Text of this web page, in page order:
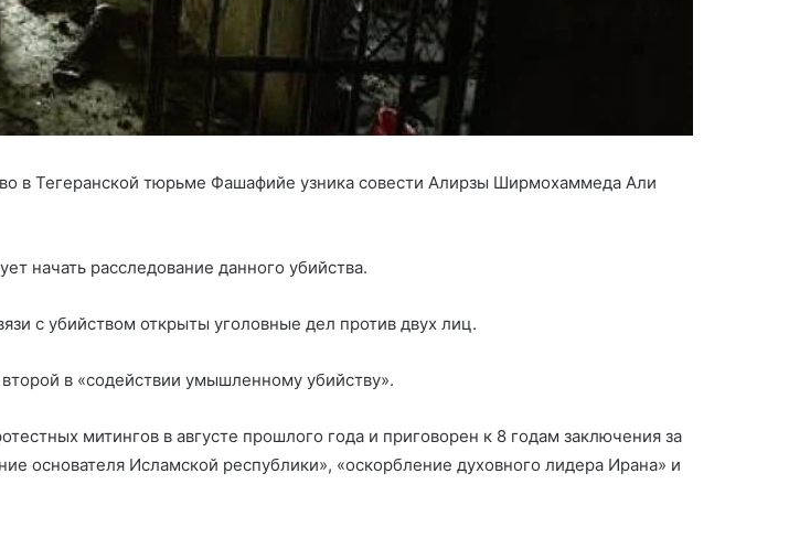
в Тегеранской тюрьме Фашафийе узника совести Алирзы Ширмохаммеда Али
начать расследование данного убийства.
с убийством открыты уголовные дел против двух лиц.
в «содействии умышленному убийству».
митингов в августе прошлого года и приговорен к 8 годам заключения за
основателя Исламской республики», «оскорбление духовного лидера Ирана» и
экономики Азербайджана
в Англии